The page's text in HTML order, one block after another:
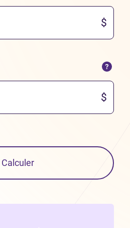
que des nombres
Calculer